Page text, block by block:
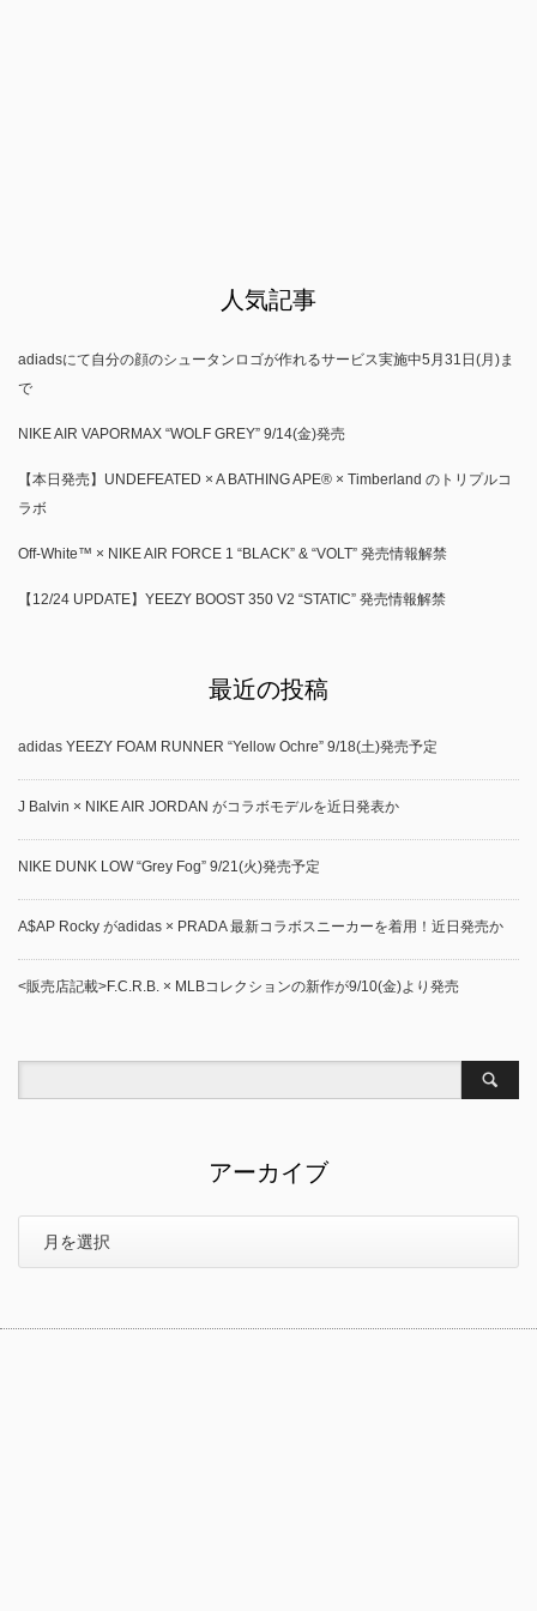
人気記事
adiadsにて自分の顔のシュータンロゴが作れるサービス実施中5月31日(月)ま
で
NIKE AIR VAPORMAX “WOLF GREY” 9/14(金)発売
【本日発売】UNDEFEATED × A BATHING APE® × Timberland のトリプルコ
ラボ
Off-White™ × NIKE AIR FORCE 1 “BLACK” & “VOLT” 発売情報解禁
【12/24 UPDATE】YEEZY BOOST 350 V2 “STATIC” 発売情報解禁
最近の投稿
adidas YEEZY FOAM RUNNER “Yellow Ochre” 9/18(土)発売予定
J Balvin × NIKE AIR JORDAN がコラボモデルを近日発表か
NIKE DUNK LOW “Grey Fog” 9/21(火)発売予定
A$AP Rocky がadidas × PRADA 最新コラボスニーカーを着用！近日発売か
<販売店記載>F.C.R.B. × MLBコレクションの新作が9/10(金)より発売
アーカイブ